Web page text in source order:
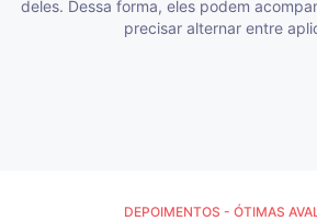
deles. Dessa forma, eles podem
precisar alternar entre
DEPOIMENTOS - ÓTIMAS